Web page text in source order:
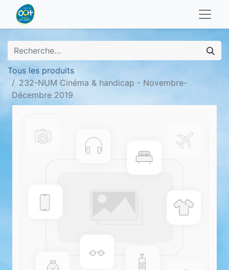
Tous les produits
232-NUM Cinéma & handicap - Novembre-
Décembre 2019